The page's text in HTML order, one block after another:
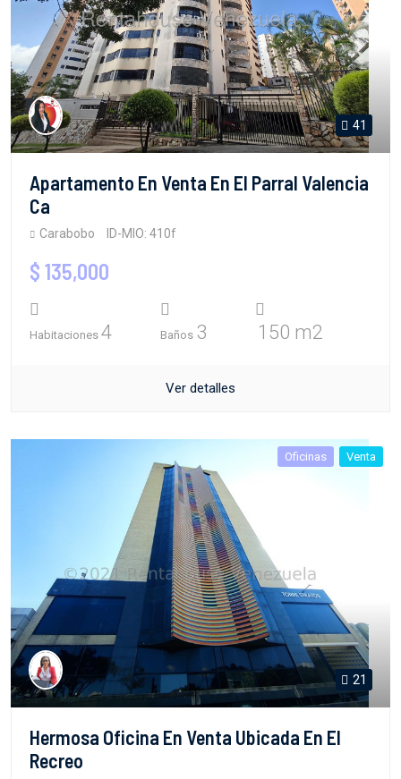
41
Apartamento En Venta En El Parral Valencia
Ca
Carabobo ID-MIO: 410f
$ 135,000
Habitaciones 4 Baños 3 150 m2
Ver detalles
Oficinas Venta
21
Hermosa Oficina En Venta Ubicada En El
Recreo